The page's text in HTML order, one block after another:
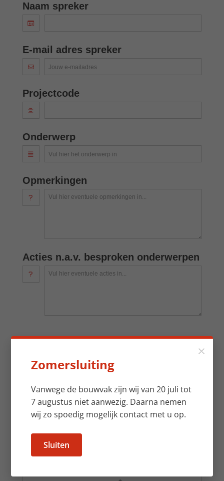
Naam spreker
E-mail adres spreker
Jouw e-mailadres
Projectcode
Onderwerp
Vul hier het onderwerp in
Opmerkingen
Vul hier eventuele opmerkingen in...
Acties n.a.v. besproken onderwerpen
Vul hier eventuele acties in...
Registraties EIGEN
personeel
Vul hieronder de namen en handtekeningen in. Vergeet
je zelf als spreker ook niet in te vullen.. Druk op het
plusje voor extra registratie. EIGEN: Alsema personeel /
×
Zomersluiting
Vanwege de bouwvak zijn wij van 20 juli tot
7 augustus niet aanwezig. Daarna nemen
wij zo spoedig mogelijk contact met u op.
Sluiten